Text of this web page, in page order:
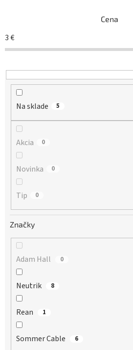
o
d
Cena
3€
Na sklade 5
Akcia 0
Novinka 0
Tip 0
Značky
Adam Hall 0
Neutrik 8
Rean 1
Sommer Cable 6